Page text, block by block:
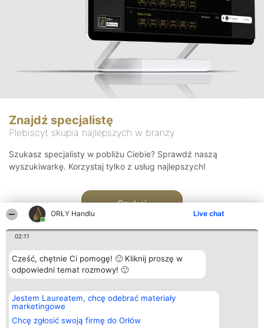
ORŁY Handlu Live chat
02:11
Cześć, chętnie Ci pomogę! 🙂 Kliknij proszę w
odpowiedni temat rozmowy! 🙂
Jestem Laureatem, chcę odebrać materiały
marketingowe
Chcę zgłosić swoją firmę do Orłów
Znajdź specjalistę
Plebiscyt skupia najlepszych w branży
Szukasz specjalisty w pobliżu Ciebie? Sprawdź naszą
wyszukiwarkę. Korzystaj tylko z usług najlepszych!
Szukaj
Organizator plebiscytu
Bright Side Solutions sp. z o.
o. sp. k.
ul. Ruska 22
Wrocław 50-079
Plebiscyt
Laureaci
wszystkich
Laureatów
Kontakt
Kontakt